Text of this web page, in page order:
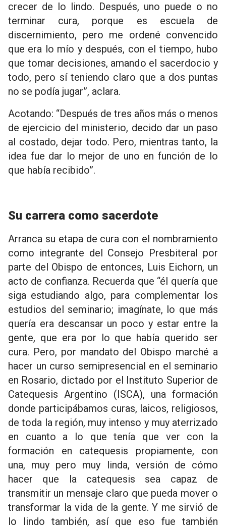
crecer de lo lindo. Después, uno puede o no
terminar cura, porque es escuela de
discernimiento, pero me ordené convencido
que era lo mío y después, con el tiempo, hubo
que tomar decisiones, amando el sacerdocio y
todo, pero sí teniendo claro que a dos puntas
no se podía jugar”, aclara.
Acotando: “Después de tres años más o menos
de ejercicio del ministerio, decido dar un paso
al costado, dejar todo. Pero, mientras tanto, la
idea fue dar lo mejor de uno en función de lo
que había recibido”.
Su carrera como sacerdote
Arranca su etapa de cura con el nombramiento
como integrante del Consejo Presbiteral por
parte del Obispo de entonces, Luis Eichorn, un
acto de confianza. Recuerda que “él quería que
siga estudiando algo, para complementar los
estudios del seminario; imagínate, lo que más
quería era descansar un poco y estar entre la
gente, que era por lo que había querido ser
cura. Pero, por mandato del Obispo marché a
hacer un curso semipresencial en el seminario
en Rosario, dictado por el Instituto Superior de
Catequesis Argentino (ISCA), una formación
donde participábamos curas, laicos, religiosos,
de toda la región, muy intenso y muy aterrizado
en cuanto a lo que tenía que ver con la
formación en catequesis propiamente, con
una, muy pero muy linda, versión de cómo
hacer que la catequesis sea capaz de
transmitir un mensaje claro que pueda mover o
transformar la vida de la gente. Y me sirvió de
lo lindo también, así que eso fue también